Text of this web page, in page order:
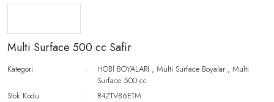
Multi Surface 500 cc Safir
Kategori HOBİ BOYALARI ,Multi Surface Boyalar ,Multi
Surface 500 cc
Stok Kodu
R4ZTVB6ETM